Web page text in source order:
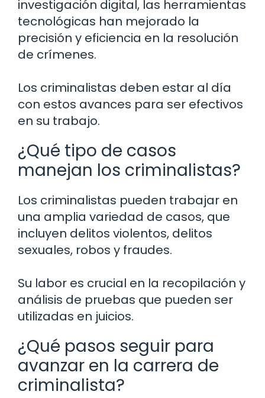
investigación digital, las herramientas
tecnológicas han mejorado la
precisión y eficiencia en la resolución
de crímenes.
Los criminalistas deben estar al día
con estos avances para ser efectivos
en su trabajo.
¿Qué tipo de casos
manejan los criminalistas?
Los criminalistas pueden trabajar en
una amplia variedad de casos, que
incluyen delitos violentos, delitos
sexuales, robos y fraudes.
Su labor es crucial en la recopilación y
análisis de pruebas que pueden ser
utilizadas en juicios.
¿Qué pasos seguir para
avanzar en la carrera de
criminalista?